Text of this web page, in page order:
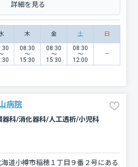
詳細を見る
木 金 土 日
08:30
〜
15:30
08:30
〜
15:30
08:30
〜
12:00
病院
器科/消化器科/人工透析/小児科
海道小樽市稲穂１丁目９番２号にある